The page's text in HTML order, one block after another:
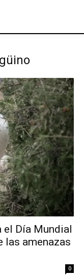
el Día Mundial
las amenazas
0